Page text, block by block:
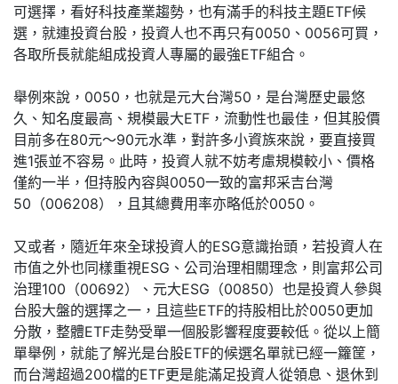
可選擇，看好科技產業趨勢，也有滿手的科技主題ETF候
選，就連投資台股，投資人也不再只有0050、0056可買，
各取所長就能組成投資人專屬的最強ETF組合。
舉例來說，0050，也就是元大台灣50，是台灣歷史最悠
久、知名度最高、規模最大ETF，流動性也最佳，但其股價
目前多在80元～90元水準，對許多小資族來說，要直接買
進1張並不容易。此時，投資人就不妨考慮規模較小、價格
僅約一半，但持股內容與0050一致的富邦采吉台灣
50（006208），且其總費用率亦略低於0050。
又或者，隨近年來全球投資人的ESG意識抬頭，若投資人在
市值之外也同樣重視ESG、公司治理相關理念，則富邦公司
治理100（00692）、元大ESG（00850）也是投資人參與
台股大盤的選擇之一，且這些ETF的持股相比於0050更加
分散，整體ETF走勢受單一個股影響程度要較低。從以上簡
單舉例，就能了解光是台股ETF的候選名單就已經一籮筐，
而台灣超過200檔的ETF更是能滿足投資人從領息、退休到